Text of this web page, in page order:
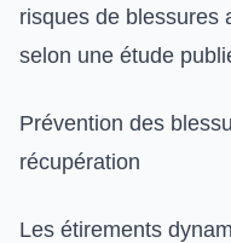
risques de blessures
selon une étude
Prévention des
récupération
Les étirements